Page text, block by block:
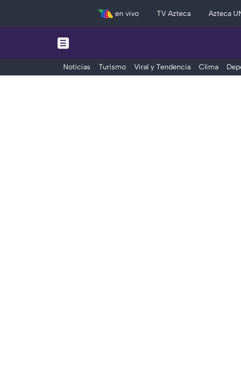
en vivo TV Azteca Azteca
Noticias Turismo Viral y Tendencia Clima